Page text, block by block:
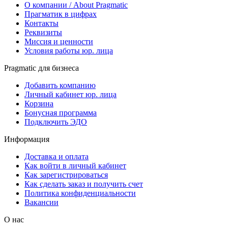
О компании / About Pragmatic
Прагматик в цифрах
Контакты
Реквизиты
Миссия и ценности
Условия работы юр. лица
Pragmatic для бизнеса
Добавить компанию
Личный кабинет юр. лица
Корзина
Бонусная программа
Подключить ЭДО
Информация
Доставка и оплата
Как войти в личный кабинет
Как зарегистрироваться
Как сделать заказ и получить счет
Политика конфиденциальности
Вакансии
О нас